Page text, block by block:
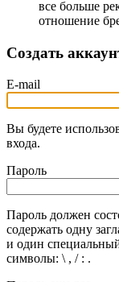
все больше
отношение
Создать
E-mail
Вы будете
входа.
Пароль
Пароль должен
содержать одну
и один
символы: \ , / : .